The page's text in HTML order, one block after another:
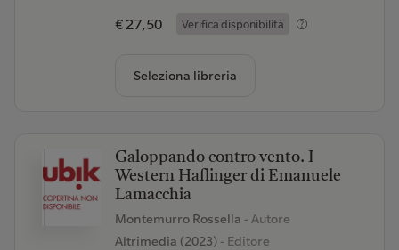
€ 27,50 Verifica disponibilità
Seleziona libreria
Galoppando contro vento. I
Western Haflinger di Emanuele
Lamacchia
Montemurro Rossella - Autore
Altrimedia (2023)- Editore